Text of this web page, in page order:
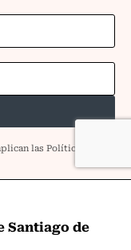
Santiago de